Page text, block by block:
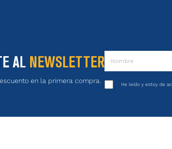
AL NEWSLETTER
en la primera compra. He leído y estoy de